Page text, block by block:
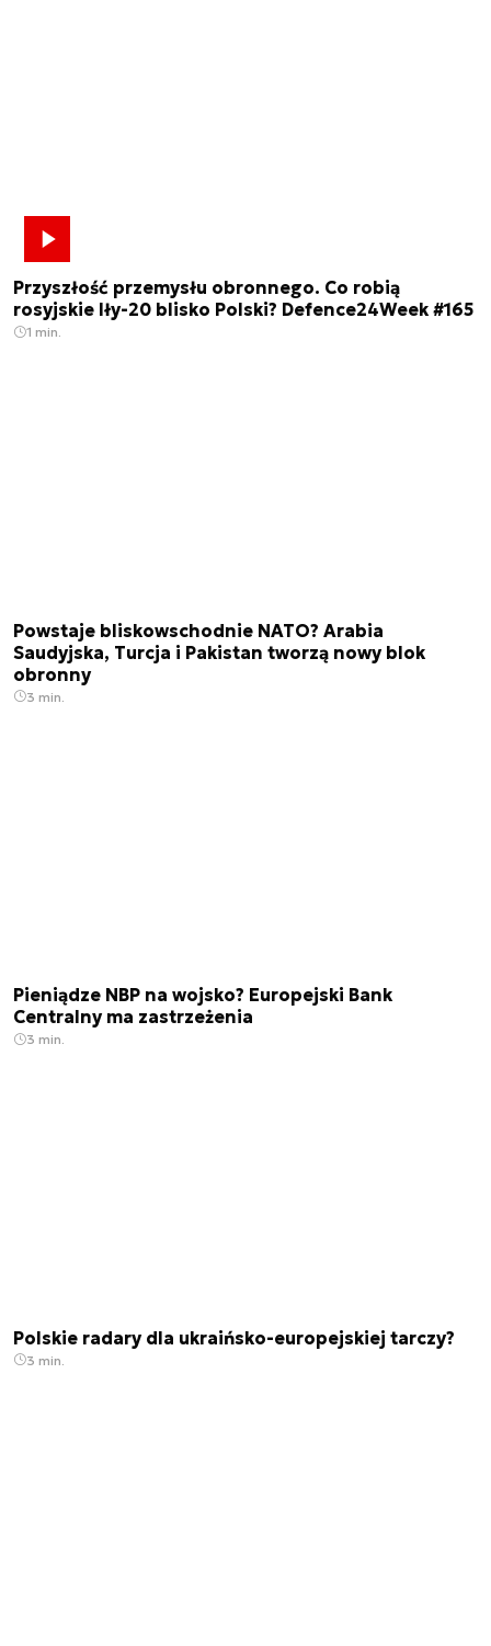
Przyszłość przemysłu obronnego. Co robią
rosyjskie Iły-20 blisko Polski? Defence24Week #165
1 min.
Powstaje bliskowschodnie NATO? Arabia
Saudyjska, Turcja i Pakistan tworzą nowy blok
obronny
3 min.
Pieniądze NBP na wojsko? Europejski Bank
Centralny ma zastrzeżenia
3 min.
Polskie radary dla ukraińsko-europejskiej tarczy?
3 min.